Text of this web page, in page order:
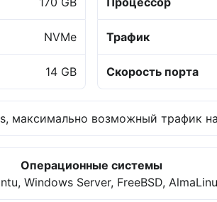
NVMe
14 GB
Трафик
Скорость порта
максимально возможный трафик
Операционные системы
Windows Server, FreeBSD,